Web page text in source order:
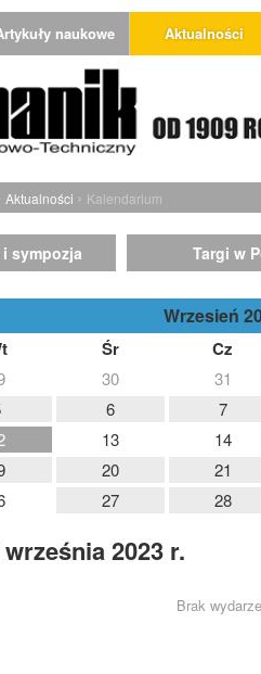
naukowe Aktualności
Aktualności › Kalendarium
sympozja Targi w
Wrzesień
Śr Cz
30 31
6 7
13 14
20 21
27 28
2023 r.
Brak